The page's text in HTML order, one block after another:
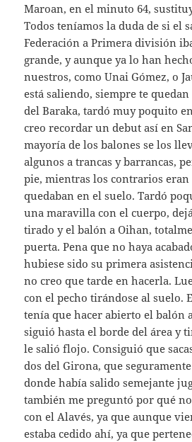
Maroan, en el minuto 64,
Todos teníamos la duda de si el
Federación a Primera división
grande, y aunque ya lo han
nuestros, como Unai Gómez, o
está saliendo, siempre te
del Baraka, tardó muy poquito
creo recordar un debut así en
mayoría de los balones se los
algunos a trancas y barrancas,
pie, mientras los contrarios eran
quedaban en el suelo. Tardó
una maravilla con el cuerpo,
tirado y el balón a Oihan,
puerta. Pena que no haya
hubiese sido su primera
no creo que tarde en hacerla.
con el pecho tirándose al suelo.
tenía que hacer abierto el balón
siguió hasta el borde del área y
le salió flojo. Consiguió que
dos del Girona, que
donde había salido semejante
también me preguntó por qué
con el Alavés, ya que aunque
estaba cedido ahí, ya que